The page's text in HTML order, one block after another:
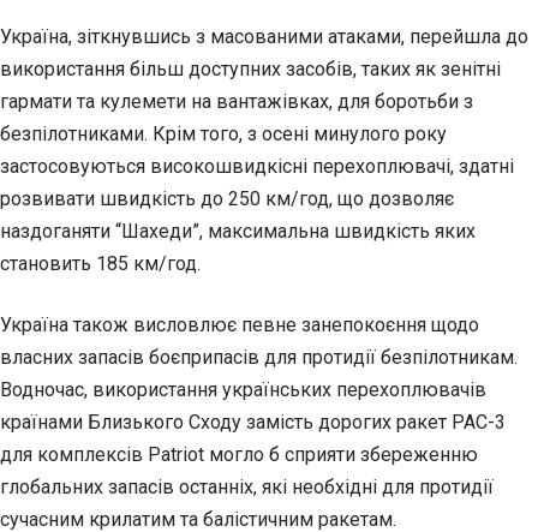
Україна, зіткнувшись з масованими атаками, перейшла до
використання більш доступних засобів, таких як зенітні
гармати та кулемети на вантажівках, для боротьби з
безпілотниками. Крім того, з осені минулого року
застосовуються високошвидкісні перехоплювачі, здатні
розвивати швидкість до 250 км/год, що дозволяє
наздоганяти “Шахеди”, максимальна швидкість яких
становить 185 км/год.
Україна також висловлює певне занепокоєння щодо
власних запасів боєприпасів для протидії безпілотникам.
Водночас, використання українських перехоплювачів
країнами Близького Сходу замість дорогих ракет PAC-3
для комплексів Patriot могло б сприяти збереженню
глобальних запасів останніх, які необхідні для протидії
сучасним крилатим та балістичним ракетам.